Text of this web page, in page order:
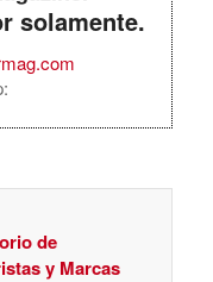
solamente.
de
y Marcas